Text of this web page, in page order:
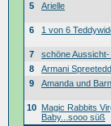
5
Arielle
6 1 von 6
7
schöne
8
Armani
9
Amanda und
10 Magic Rabbits
Baby...sooo süß